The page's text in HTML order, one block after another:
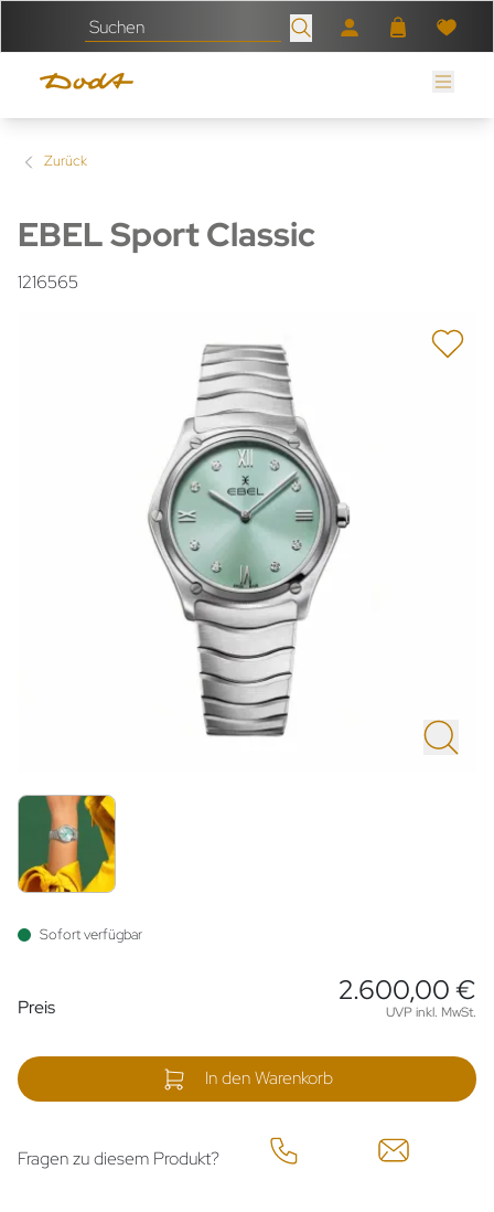
Zurück
EBEL Sport Classic
1216565
Sofort verfügbar
Preisinformationen
Preis
2.600,00 €
UVP inkl. MwSt.
In den Warenkorb
Fragen zu diesem Produkt?